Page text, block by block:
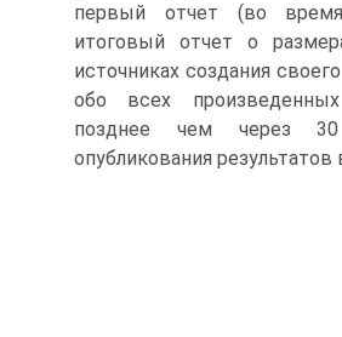
первый отчет (во время
итоговый отчет о
источниках создания
обо всех
позднее чем через
опубликования